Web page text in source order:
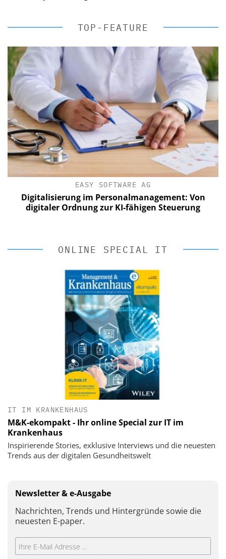
TOP-FEATURE
EASY SOFTWARE AG
Digitalisierung im Personalmanagement: Von
digitaler Ordnung zur KI-fähigen Steuerung
ONLINE SPECIAL IT
IT IM KRANKENHAUS
M&K-ekompakt - Ihr online Special zur IT im
Krankenhaus
Inspirierende Stories, exklusive Interviews und die neuesten
Trends aus der digitalen Gesundheitswelt
Newsletter & e-Ausgabe
Nachrichten, Trends und Hintergründe sowie die
neuesten E-paper.